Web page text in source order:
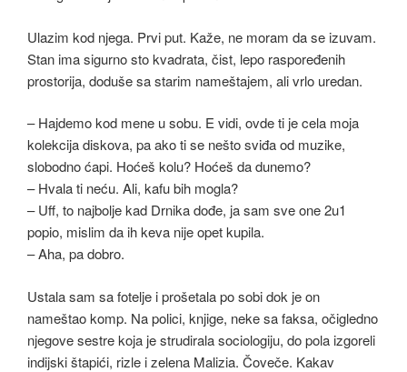
Ulazim kod njega. Prvi put. Kaže, ne moram da se izuvam.
Stan ima sigurno sto kvadrata, čist, lepo raspoređenih
prostorija, doduše sa starim nameštajem, ali vrlo uredan.
– Hajdemo kod mene u sobu. E vidi, ovde ti je cela moja
kolekcija diskova, pa ako ti se nešto sviđa od muzike,
slobodno ćapi. Hoćeš kolu? Hoćeš da dunemo?
– Hvala ti neću. Ali, kafu bih mogla?
– Uff, to najbolje kad Drnika dođe, ja sam sve one 2u1
popio, mislim da ih keva nije opet kupila.
– Aha, pa dobro.
Ustala sam sa fotelje i prošetala po sobi dok je on
nameštao komp. Na polici, knjige, neke sa faksa, očigledno
njegove sestre koja je strudirala sociologiju, do pola izgoreli
indijski štapići, rizle i zelena Malizia. Čoveče. Kakav